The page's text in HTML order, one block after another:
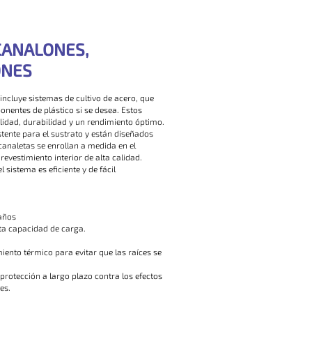
sistemas de cultivo de acero, que
de plástico si se desea. Estos
durabilidad y un rendimiento óptimo.
para el sustrato y están diseñados
se enrollan a medida en el
interior de alta calidad.
sistema es eficiente y de fácil
capacidad de carga.
térmico para evitar que las raíces se
a largo plazo contra los efectos